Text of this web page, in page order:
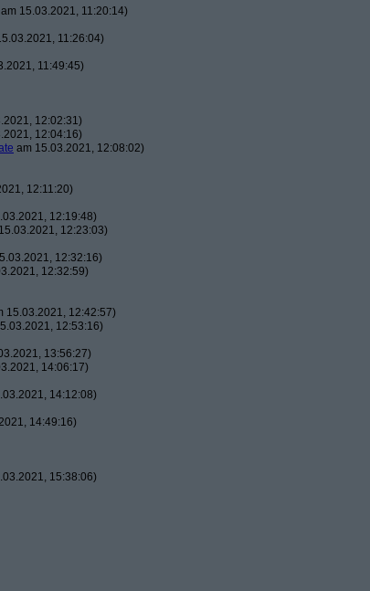
am 15.03.2021, 11:20:14)
11:26:04)
11:49:45)
12:02:31)
12:04:16)
am 15.03.2021, 12:08:02)
12:11:20)
12:19:48)
12:23:03)
12:32:16)
12:32:59)
15.03.2021, 12:42:57)
12:53:16)
13:56:27)
14:06:17)
14:12:08)
14:49:16)
15:38:06)